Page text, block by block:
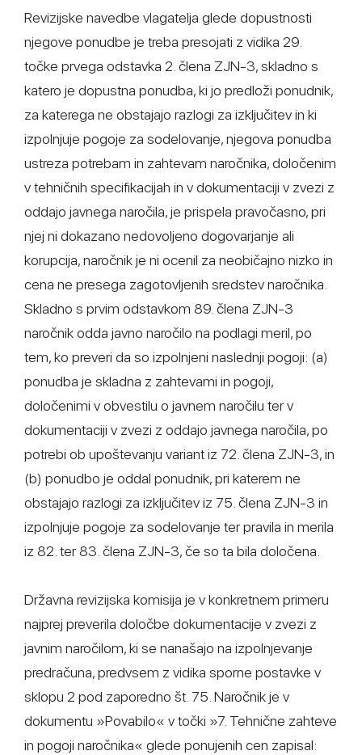
Revizijske navedbe vlagatelja glede dopustnosti
njegove ponudbe je treba presojati z vidika 29.
točke prvega odstavka 2. člena ZJN-3, skladno s
katero je dopustna ponudba, ki jo predloži ponudnik,
za katerega ne obstajajo razlogi za izključitev in ki
izpolnjuje pogoje za sodelovanje, njegova ponudba
ustreza potrebam in zahtevam naročnika, določenim
v tehničnih specifikacijah in v dokumentaciji v zvezi z
oddajo javnega naročila, je prispela pravočasno, pri
njej ni dokazano nedovoljeno dogovarjanje ali
korupcija, naročnik je ni ocenil za neobičajno nizko in
cena ne presega zagotovljenih sredstev naročnika.
Skladno s prvim odstavkom 89. člena ZJN-3
naročnik odda javno naročilo na podlagi meril, po
tem, ko preveri da so izpolnjeni naslednji pogoji: (a)
ponudba je skladna z zahtevami in pogoji,
določenimi v obvestilu o javnem naročilu ter v
dokumentaciji v zvezi z oddajo javnega naročila, po
potrebi ob upoštevanju variant iz 72. člena ZJN-3, in
(b) ponudbo je oddal ponudnik, pri katerem ne
obstajajo razlogi za izključitev iz 75. člena ZJN-3 in
izpolnjuje pogoje za sodelovanje ter pravila in merila
iz 82. ter 83. člena ZJN-3, če so ta bila določena.
Državna revizijska komisija je v konkretnem primeru
najprej preverila določbe dokumentacije v zvezi z
javnim naročilom, ki se nanašajo na izpolnjevanje
predračuna, predvsem z vidika sporne postavke v
sklopu 2 pod zaporedno št. 75. Naročnik je v
dokumentu »Povabilo« v točki »7. Tehnične zahteve
in pogoji naročnika« glede ponujenih cen zapisal: